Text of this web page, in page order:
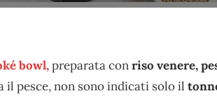
bowl,preparata conriso venere,
il pesce, non sono indicati solo il